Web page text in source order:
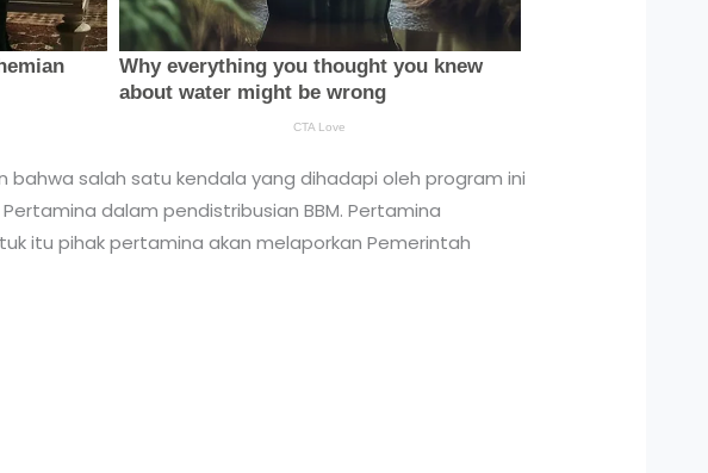
salah satu kendala yang dihadapi oleh program ini
dalam pendistribusian BBM. Pertamina
itu pihak pertamina akan melaporkan Pemerintah